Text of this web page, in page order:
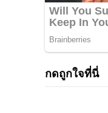
กดถูกใจที่นี่